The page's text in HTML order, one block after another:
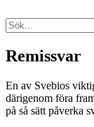
Remissvar
En av Svebios
därigenom föra
på så sätt påverka